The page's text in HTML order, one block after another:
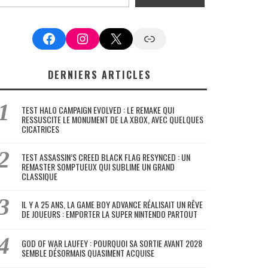
FacebookInstagram
X Google News
DERNIERS ARTICLES
TEST HALO CAMPAIGN EVOLVED : LE REMAKE QUI
RESSUSCITE LE MONUMENT DE LA XBOX, AVEC QUELQUES
CICATRICES
TEST ASSASSIN’S CREED BLACK FLAG RESYNCED : UN
REMASTER SOMPTUEUX QUI SUBLIME UN GRAND
CLASSIQUE
IL Y A 25 ANS, LA GAME BOY ADVANCE RÉALISAIT UN RÊVE
DE JOUEURS : EMPORTER LA SUPER NINTENDO PARTOUT
GOD OF WAR LAUFEY : POURQUOI SA SORTIE AVANT 2028
SEMBLE DÉSORMAIS QUASIMENT ACQUISE